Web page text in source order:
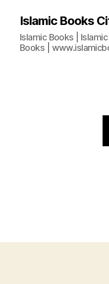
Islamic Books
Islamic Books |
Books |